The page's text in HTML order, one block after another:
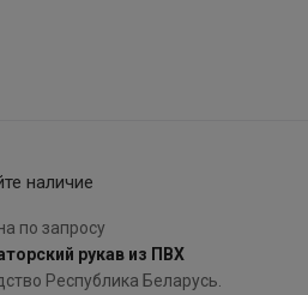
наличие
по запросу
рукав из ПВХ
Республика Беларусь.